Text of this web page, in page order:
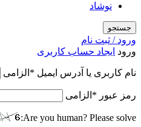
نوشاد
جستجو
ورود / ثبت نام
ورود ایجاد حساب کاربری
نام کاربری یا آدرس ایمیل * الزامی
رمز عبور * الزامی
Are you human? Please solve: